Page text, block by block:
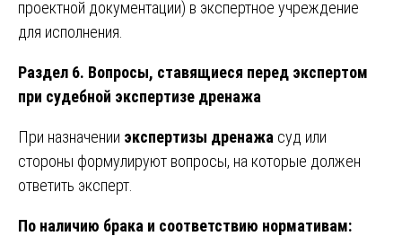
проектной документации) в экспертное учреждение
для исполнения.
Раздел 6. Вопросы, ставящиеся перед экспертом
при судебной экспертизе дренажа
При назначении экспертизы дренажа суд или
стороны формулируют вопросы, на которые должен
ответить эксперт.
По наличию брака и соответствию нормативам: